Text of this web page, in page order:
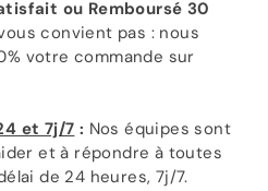
ou Remboursé 30
convient pas : nous
votre commande sur
et 7j/7 : Nos équipes sont
et à répondre à toutes
de 24 heures, 7j/7.